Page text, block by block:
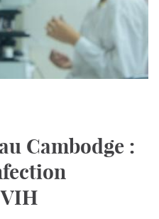
Cambodge :